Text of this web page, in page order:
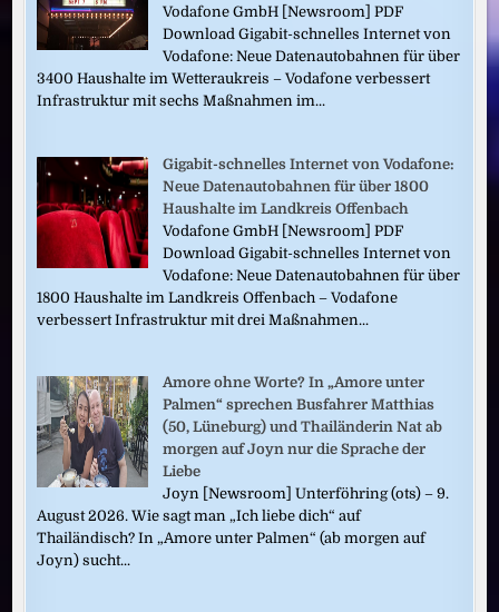
Vodafone GmbH [Newsroom] PDF
Download Gigabit-schnelles Internet von
Vodafone: Neue Datenautobahnen für über
3400 Haushalte im Wetteraukreis – Vodafone verbessert
Infrastruktur mit sechs Maßnahmen im...
Gigabit-schnelles Internet von Vodafone:
Neue Datenautobahnen für über 1800
Haushalte im Landkreis Offenbach
Vodafone GmbH [Newsroom] PDF
Download Gigabit-schnelles Internet von
Vodafone: Neue Datenautobahnen für über
1800 Haushalte im Landkreis Offenbach – Vodafone
verbessert Infrastruktur mit drei Maßnahmen...
Amore ohne Worte? In „Amore unter
Palmen“ sprechen Busfahrer Matthias
(50, Lüneburg) und Thailänderin Nat ab
morgen auf Joyn nur die Sprache der
Liebe
Joyn [Newsroom] Unterföhring (ots) – 9.
August 2026. Wie sagt man „Ich liebe dich“ auf
Thailändisch? In „Amore unter Palmen“ (ab morgen auf
Joyn) sucht...